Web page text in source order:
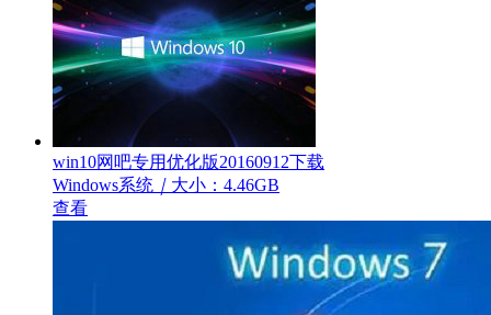
win10网吧专用优化版20160912下载
Windows系统 ｜ 大小：4.46GB
查看